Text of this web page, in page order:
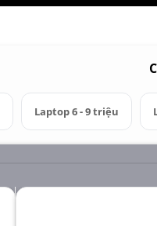
Laptop 6 - 9 triệu